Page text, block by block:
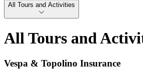
All Tours and Activities
All Tours and
Vespa & Topolino Insurance